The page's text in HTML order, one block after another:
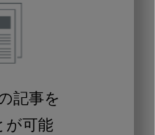
記事を
が可能